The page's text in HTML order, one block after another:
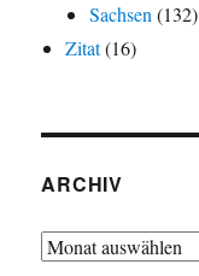
Sachsen (132)
Zitat(16)
ARCHIV
Archiv